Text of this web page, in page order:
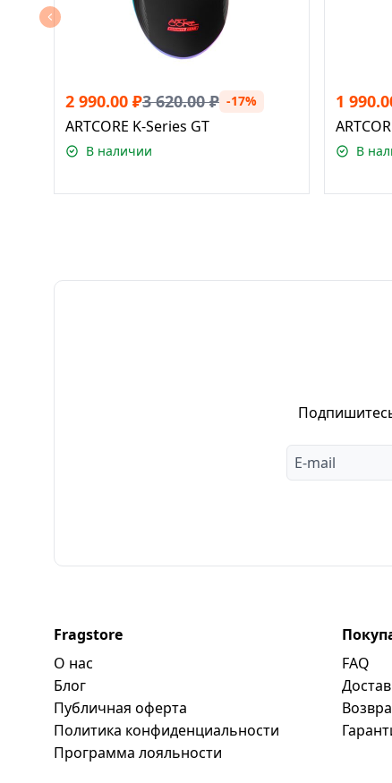
2 990.00 ₽3 620.00₽ -17%
ARTCORE K-Series GT
В наличии
1
В
Fragstore
О нас
Блог
Публичная оферта
Политика конфиденциальности
Программa лояльности
FAQ